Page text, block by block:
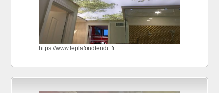
https://www.leplafondtendu.fr